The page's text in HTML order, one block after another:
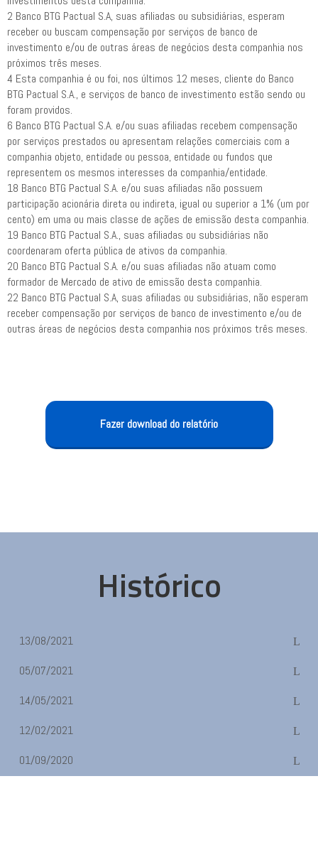
2 Banco BTG Pactual S.A, suas afiliadas ou subsidiárias, esperam
receber ou buscam compensação por serviços de banco de
investimento e/ou de outras áreas de negócios desta companhia nos
próximos três meses.
4 Esta companhia é ou foi, nos últimos 12 meses, cliente do Banco
BTG Pactual S.A., e serviços de banco de investimento estão sendo ou
foram providos.
6 Banco BTG Pactual S.A. e/ou suas afiliadas recebem compensação
por serviços prestados ou apresentam relações comerciais com a
companhia objeto, entidade ou pessoa, entidade ou fundos que
representem os mesmos interesses da companhia/entidade.
18 Banco BTG Pactual S.A. e/ou suas afiliadas não possuem
participação acionária direta ou indireta, igual ou superior a 1% (um por
cento) em uma ou mais classe de ações de emissão desta companhia.
19 Banco BTG Pactual S.A., suas afiliadas ou subsidiárias não
coordenaram oferta pública de ativos da companhia.
20 Banco BTG Pactual S.A. e/ou suas afiliadas não atuam como
formador de Mercado de ativo de emissão desta companhia.
22 Banco BTG Pactual S.A, suas afiliadas ou subsidiárias, não esperam
receber compensação por serviços de banco de investimento e/ou de
outras áreas de negócios desta companhia nos próximos três meses.
Fazer download do relatório
Histórico
13/08/2021
05/07/2021
14/05/2021
12/02/2021
01/09/2020